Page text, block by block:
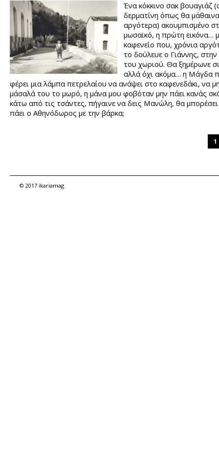
Ένα κόκκινο σακ βουαγιάζ
δερματίνη όπως θα μάθαινα
αργότερα) ακουμπισμένο
μωσαϊκό, η πρώτη εικόνα…
καφενείο που, χρόνια
το δούλευε ο Γιάννης, στην
του χωριού. Θα ξημέρωνε
αλλά όχι ακόμα… η Μάγδα
φέρει μια λάμπα πετρελαίου να ανάψει στο καφενεδάκι, να
μάσαλά του το μωρό, η μάνα μου φοβόταν μην πάει κανάς
κάτω από τις τσάντες, πήγαινε να δεις Μανώλη, θα
πάει ο Αθηνόδωρος με την βάρκα;
1
© 2017 ikariamag